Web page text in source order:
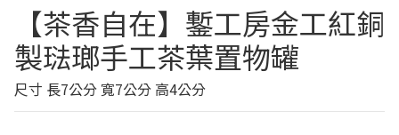
【茶香自在】鏨工房金工紅銅
製琺瑯手工茶葉置物罐
尺寸 長7公分 寬7公分 高4公分